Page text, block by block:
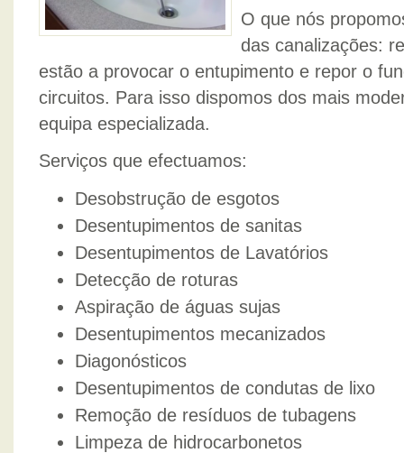
O que nós
das canalizações:
estão a provocar o entupimento e repor o
circuitos. Para isso dispomos dos mais
equipa especializada.
Serviços que efectuamos:
Desobstrução de esgotos
Desentupimentos de sanitas
Desentupimentos de Lavatórios
Detecção de roturas
Aspiração de águas sujas
Desentupimentos mecanizados
Diagonósticos
Desentupimentos de condutas de lixo
Remoção de resíduos de tubagens
Limpeza de hidrocarbonetos